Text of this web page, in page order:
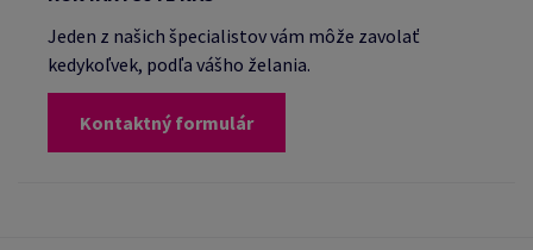
Jeden z našich špecialistov vám môže zavolať
kedykoľvek, podľa vášho želania.
Kontaktný formulár